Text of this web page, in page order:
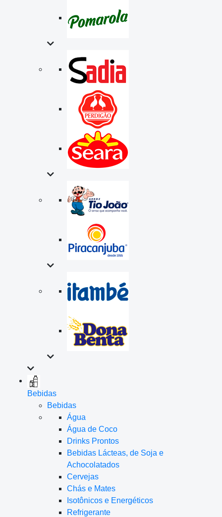
Bebidas
Bebidas
Água
Água de Coco
Drinks Prontos
Bebidas Lácteas, de Soja e
Achocolatados
Cervejas
Chás e Mates
Isotônicos e Energéticos
Refrigerante